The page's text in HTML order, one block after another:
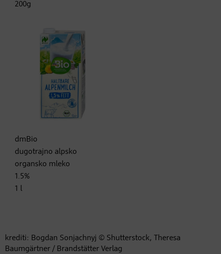
200g
dmBio
dugotrajno alpsko
organsko mleko
1.5%
1 l
krediti: Bogdan Sonjachnyj © Shutterstock, Theresa
Baumgärtner / Brandstätter Verlag